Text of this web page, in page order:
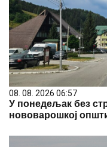
08. 08. 2026 06:57
У понедељак без
нововарошкој